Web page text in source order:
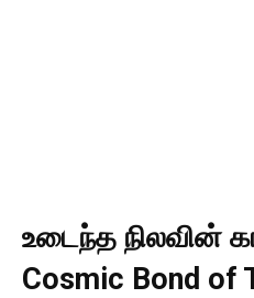
உடைந்த நிலவின்
Cosmic Bond of